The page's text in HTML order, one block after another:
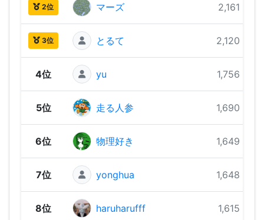
2位 マーズ 2,161 pts
3位 とるて 2,120 pts
4位 yu 1,756 pts
5位 走る人参 1,690 pts
6位 物理好き 1,649 pts
7位 yonghua 1,648 pts
8位 haruharufff 1,615 pts